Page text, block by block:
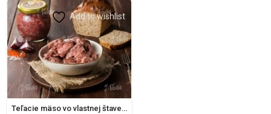
Add to wishlist
Teľacie mäso vo vlastnej štave 430 g